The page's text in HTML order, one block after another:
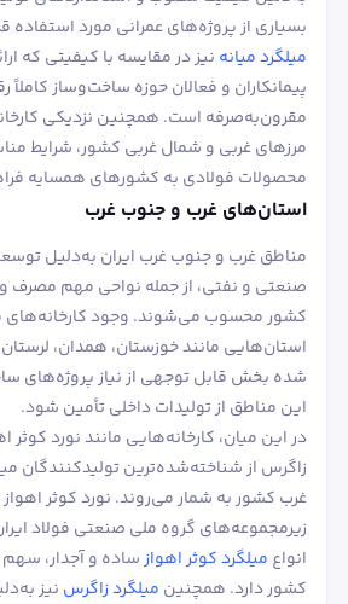
بسیاری از پروژه‌های عمرانی مورد استفاده
میلگرد میانه نیز در مقایسه با کیفیتی که
پیمانکاران و فعالان حوزه ساخت‌وساز کاملاً
مقرون‌به‌صرفه است. همچنین نزدیکی
مرزهای غربی و شمال غربی کشور، شرایط
محصولات فولادی به کشورهای همسایه
استان‌های غرب و جنوب غرب
مناطق غرب و جنوب غرب ایران به‌دلیل
صنعتی و نفتی، از جمله نواحی مهم مصرف و
کشور محسوب می‌شوند. وجود کارخانه‌های
استان‌هایی مانند خوزستان، همدان،
شده بخش قابل توجهی از نیاز پروژه‌های
این مناطق از تولیدات داخلی تأمین شود.
در این میان، کارخانه‌هایی مانند نورد کوثر
زاگرس از شناخته‌شده‌ترین تولیدکنندگان
غرب کشور به شمار می‌روند. نورد کوثر
زیرمجموعه‌های گروه ملی صنعتی فولاد
انواع میلگرد کوثر اهوازساده و آجدار، سهم
کشور دارد. همچنین میلگرد زاگرس نیز